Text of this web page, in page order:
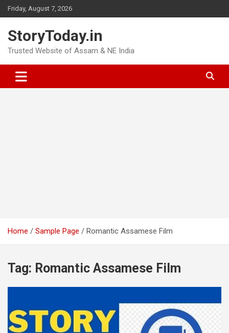
Skip
to
Friday, August 7, 2026
StoryToday.in
Trusted Website of Assam & NE India
Home Sample Page Romantic Assamese Film
Tag: Romantic Assamese Film